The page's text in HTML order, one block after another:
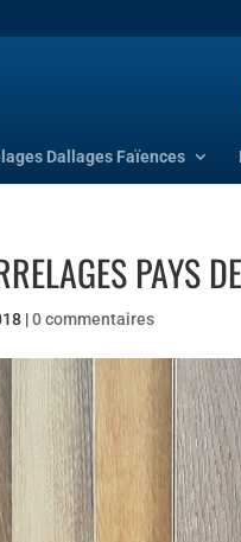
Dallages Faïences
PAYS
|0 commentaires